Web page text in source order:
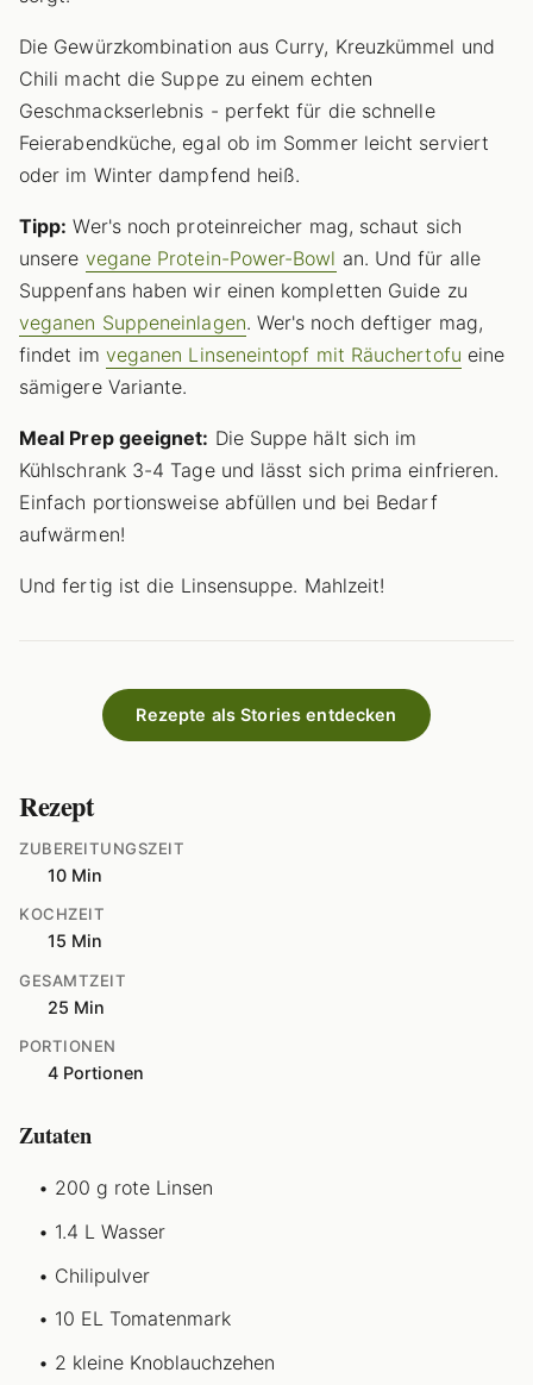
Die Gewürzkombination aus Curry, Kreuzkümmel und
Chili macht die Suppe zu einem echten
Geschmackserlebnis - perfekt für die schnelle
Feierabendküche, egal ob im Sommer leicht serviert
oder im Winter dampfend heiß.
Tipp: Wer's noch proteinreicher mag, schaut sich
unsere vegane Protein-Power-Bowl an. Und für alle
Suppenfans haben wir einen kompletten Guide zu
veganen Suppeneinlagen. Wer's noch deftiger mag,
findet im veganen Linseneintopf mit Räuchertofu eine
sämigere Variante.
Meal Prep geeignet: Die Suppe hält sich im
Kühlschrank 3-4 Tage und lässt sich prima einfrieren.
Einfach portionsweise abfüllen und bei Bedarf
aufwärmen!
Und fertig ist die Linsensuppe. Mahlzeit!
Rezepte als Stories entdecken
Rezept
ZUBEREITUNGSZEIT
10 Min
KOCHZEIT
15 Min
GESAMTZEIT
25 Min
PORTIONEN
4 Portionen
Zutaten
200 g rote Linsen
1.4 L Wasser
Chilipulver
10 EL Tomatenmark
2 kleine Knoblauchzehen